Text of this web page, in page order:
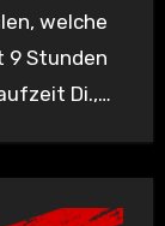
welche
9 Stunden
Di.,…